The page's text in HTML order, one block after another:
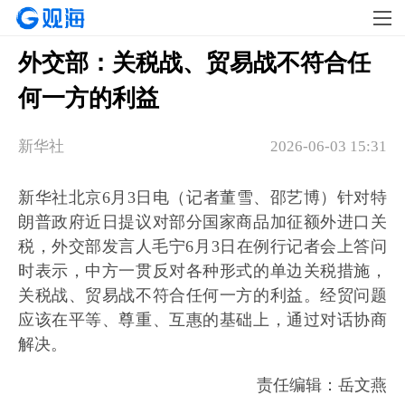
外交部：关税战、贸易战不符合任
何一方的利益
2026-06-03 15:31
新华社
新华社北京6月3日电（记者董雪、邵艺博）针对特
朗普政府近日提议对部分国家商品加征额外进口关
税，外交部发言人毛宁6月3日在例行记者会上答问
时表示，中方一贯反对各种形式的单边关税措施，
关税战、贸易战不符合任何一方的利益。经贸问题
应该在平等、尊重、互惠的基础上，通过对话协商
解决。
责任编辑：岳文燕